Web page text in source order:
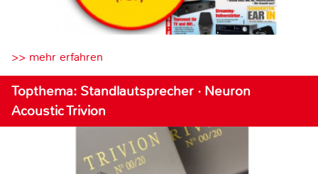
>> mehr erfahren
Topthema: Standlautsprecher · Neuron
Acoustic Trivion